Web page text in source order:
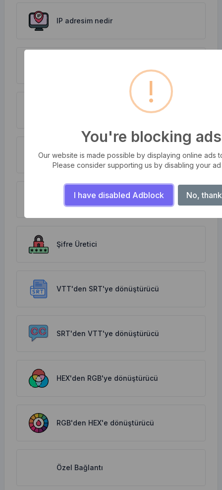
IP adresim nedir
Base64 Kodlama
Renk Dönüştürücü
Şifre Üretici
VTT'den SRT'ye dönüştürücü
SRT'den VTT'ye dönüştürücü
HEX'den RGB'ye dönüştürücü
RGB'den HEX'e dönüştürücü
Özel Bağlantı
!
You're blocking ads
Our website is made possible by displaying online ads
Please consider supporting us by disabling your
I have disabled Adblock No,